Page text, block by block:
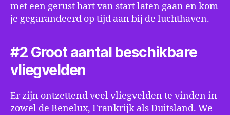
met een gerust hart van start laten gaan en kom
je gegarandeerd op tijd aan bij de luchthaven.
#2 Groot aantal beschikbare
vliegvelden
Er zijn ontzettend veel vliegvelden te vinden in
zowel de Benelux, Frankrijk als Duitsland. We